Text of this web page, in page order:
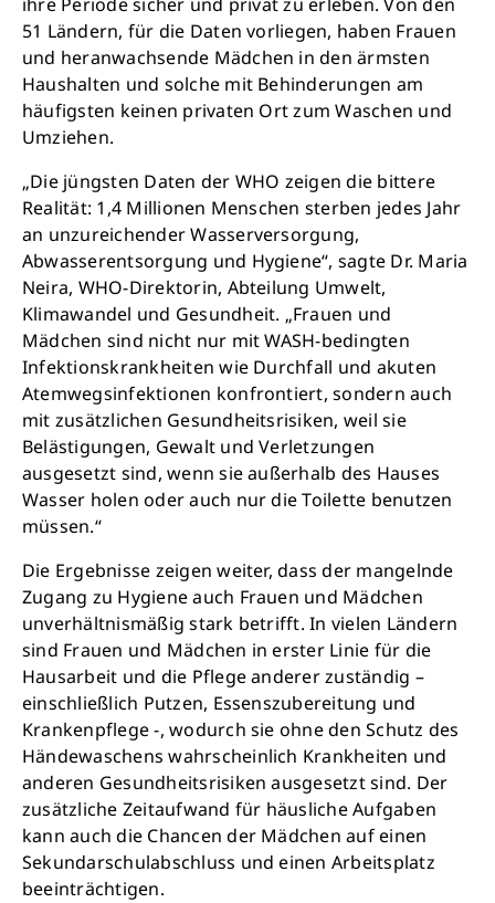
51 Ländern, für die Daten vorliegen, haben Frauen
und heranwachsende Mädchen in den ärmsten
Haushalten und solche mit Behinderungen am
häufigsten keinen privaten Ort zum Waschen und
Umziehen.
„Die jüngsten Daten der WHO zeigen die bittere
Realität: 1,4 Millionen Menschen sterben jedes Jahr
an unzureichender Wasserversorgung,
Abwasserentsorgung und Hygiene“, sagte Dr. Maria
Neira, WHO-Direktorin, Abteilung Umwelt,
Klimawandel und Gesundheit. „Frauen und
Mädchen sind nicht nur mit WASH-bedingten
Infektionskrankheiten wie Durchfall und akuten
Atemwegsinfektionen konfrontiert, sondern auch
mit zusätzlichen Gesundheitsrisiken, weil sie
Belästigungen, Gewalt und Verletzungen
ausgesetzt sind, wenn sie außerhalb des Hauses
Wasser holen oder auch nur die Toilette benutzen
müssen.“
Die Ergebnisse zeigen weiter, dass der mangelnde
Zugang zu Hygiene auch Frauen und Mädchen
unverhältnismäßig stark betrifft. In vielen Ländern
sind Frauen und Mädchen in erster Linie für die
Hausarbeit und die Pflege anderer zuständig –
einschließlich Putzen, Essenszubereitung und
Krankenpflege -, wodurch sie ohne den Schutz des
Händewaschens wahrscheinlich Krankheiten und
anderen Gesundheitsrisiken ausgesetzt sind. Der
zusätzliche Zeitaufwand für häusliche Aufgaben
kann auch die Chancen der Mädchen auf einen
Sekundarschulabschluss und einen Arbeitsplatz
beeinträchtigen.
Retten Sie noch heute Leben
Schon 50 Cent am Tag können Großes
bewirken: z.B. monatlich 25.000 Liter
sauberes Trinkwasser zur Verfügung stellen.
Sauberes Trinkwasser bedeutet: weniger
Krankheit, mehr Kindheit, bessere Zukunft.
Jetzt Leben retten